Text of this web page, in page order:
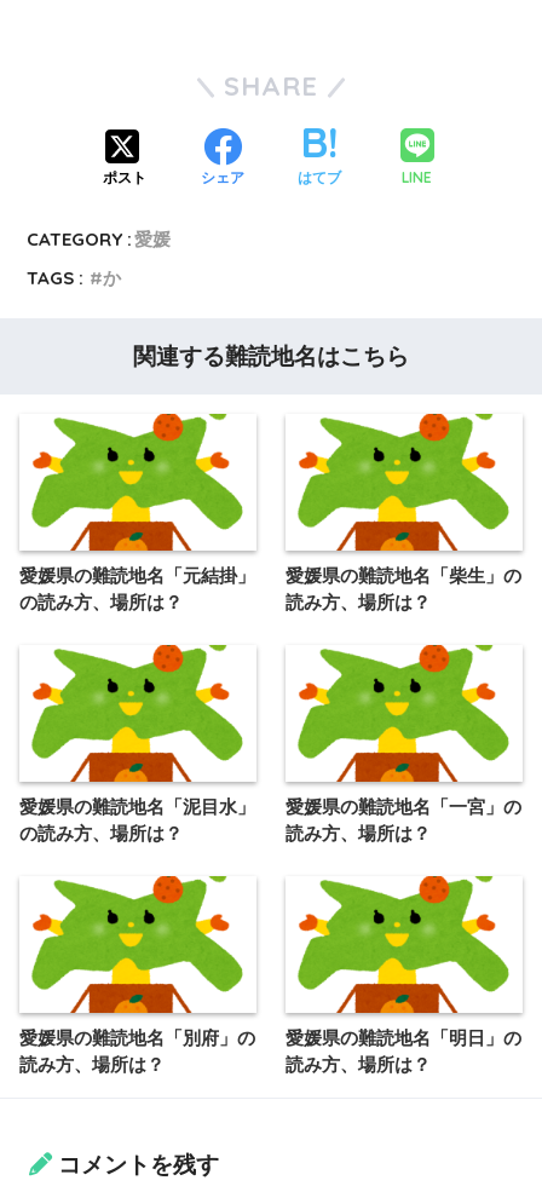
SHARE
ポスト シェア はてブ LINE
CATEGORY :愛媛
TAGS :
か
関連する難読地名はこちら
愛媛県の難読地名「元結掛」
の読み方、場所は？
愛媛県の難読地名「柴生」の
読み方、場所は？
愛媛県の難読地名「泥目水」
の読み方、場所は？
愛媛県の難読地名「一宮」の
読み方、場所は？
愛媛県の難読地名「別府」の
読み方、場所は？
愛媛県の難読地名「明日」の
読み方、場所は？
コメントを残す